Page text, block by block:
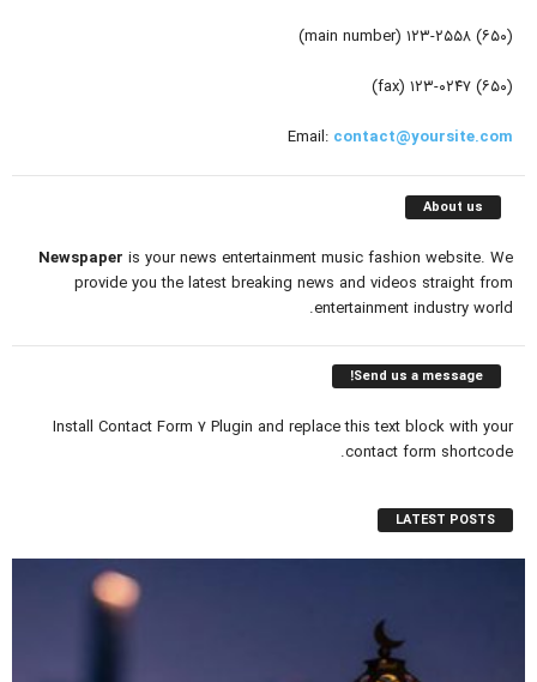
(۶۵۰) ۱۲۳-۲۵۵۸ (main number)
(۶۵۰) ۱۲۳-۰۲۴۷ (fax)
Email: contact@yoursite.com
About us
Newspaper is your news entertainment music fashion website. We
provide you the latest breaking news and videos straight from
entertainment industry world.
Send us a message!
Install Contact Form 7 Plugin and replace this text block with your
contact form shortcode.
LATEST POSTS